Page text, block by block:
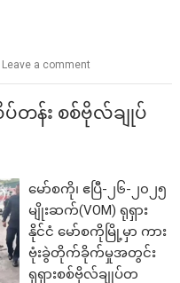
Leave a comment
ပ်တန်း စစ်ဗိုလ်ချုပ်
မော်စကို၊ ဧပြီ-၂၆-၂၀၂၅
မျိုးဆက်(VOM) ရုရှား
နိုင်ငံ မော်စကိုမြို့မှာ ကား
ဗုံးခွဲတိုက်ခိုက်မှုအတွင်း
ရုရှားစစ်ဗိုလ်ချုပ်တ